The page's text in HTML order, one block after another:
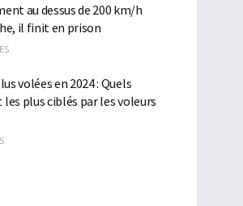
au dessus de 200 km/h
il finit en prison
volées en 2024 : Quels
plus ciblés par les voleurs